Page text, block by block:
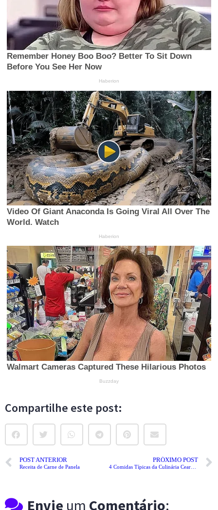
Compartilhe este post:
POST ANTERIOR
Receita de Carne de Panela
PRÓXIMO POST
4 Comidas Típicas da Culinária Cearense
Envie um Comentário: